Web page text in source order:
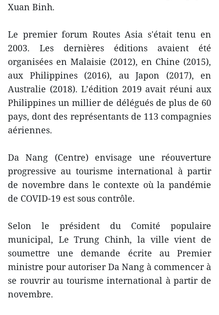
Xuan Binh.
Le premier forum Routes Asia s'était tenu en
2003. Les dernières éditions avaient été
organisées en Malaisie (2012), en Chine (2015),
aux Philippines (2016), au Japon (2017), en
Australie (2018). L’édition 2019 avait réuni aux
Philippines un millier de délégués de plus de 60
pays, dont des représentants de 113 compagnies
aériennes.
Da Nang (Centre) envisage une réouverture
progressive au tourisme international à partir
de novembre dans le contexte où la pandémie
de COVID-19 est sous contrôle.
Selon le président du Comité populaire
municipal, Le Trung Chinh, la ville vient de
soumettre une demande écrite au Premier
ministre pour autoriser Da Nang à commencer à
se rouvrir au tourisme international à partir de
novembre.